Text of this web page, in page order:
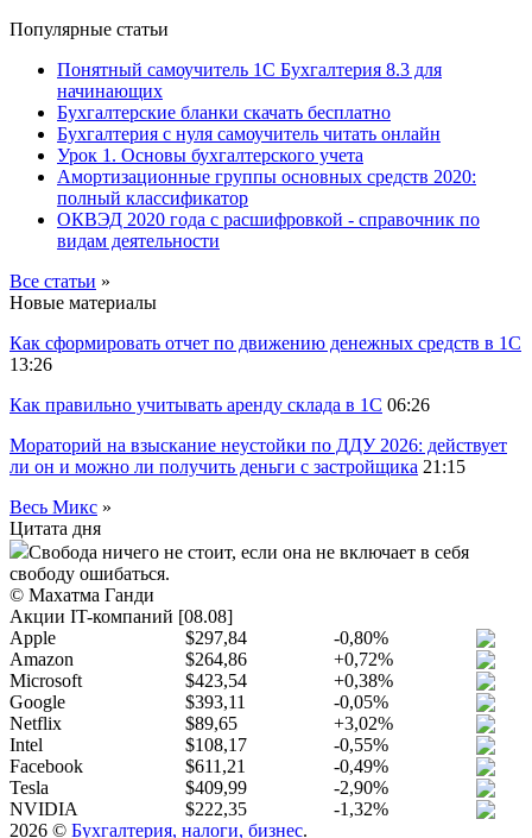
Популярные статьи
Понятный самоучитель 1С Бухгалтерия 8.3 для
начинающих
Бухгалтерские бланки скачать бесплатно
Бухгалтерия с нуля самоучитель читать онлайн
Урок 1. Основы бухгалтерского учета
Амортизационные группы основных средств 2020:
полный классификатор
ОКВЭД 2020 года с расшифровкой - справочник по
видам деятельности
Все статьи »
Новые материалы
Как сформировать отчет по движению денежных средств в 1С
13:26
Как правильно учитывать аренду склада в 1С 06:26
Мораторий на взыскание неустойки по ДДУ 2026: действует
ли он и можно ли получить деньги с застройщика 21:15
Весь Микс »
Цитата дня
Свобода ничего не стоит, если она не включает в себя
свободу ошибаться.
© Махатма Ганди
Акции IT-компаний [08.08]
Apple
$297,84
-0,80%
Amazon
$264,86
+0,72%
Microsoft
$423,54
+0,38%
Google
$393,11
-0,05%
Netflix
$89,65
+3,02%
Intel
$108,17
-0,55%
Facebook
$611,21
-0,49%
Tesla
$409,99
-2,90%
NVIDIA
$222,35
-1,32%
2026 © Бухгалтерия, налоги, бизнес.